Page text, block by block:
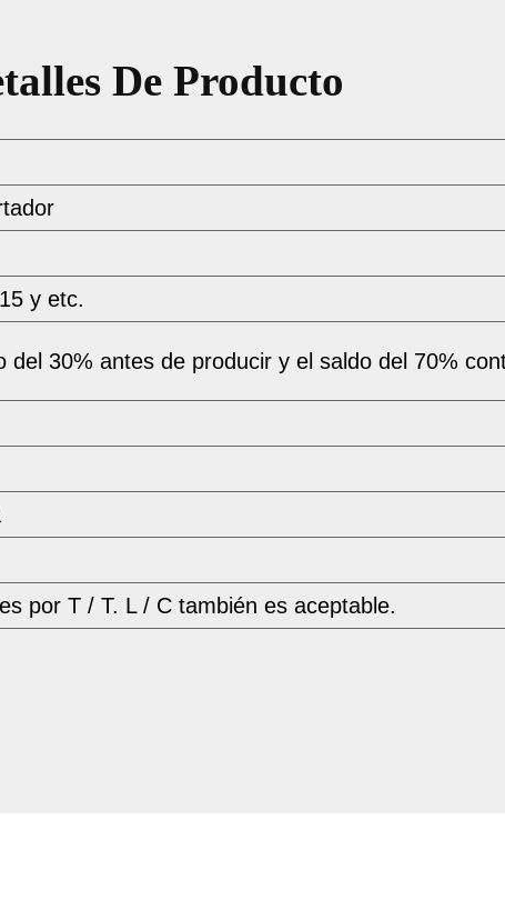
De Producto
y etc.
del 30% antes de producir y el saldo del 70%
por T / T. L / C también es aceptable.